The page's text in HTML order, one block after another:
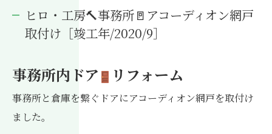
ヒロ・工房🔨事務所🚪アコーディオン網戸
取付け［竣工年/2020/9］
事務所内ドア リフォーム
事務所と倉庫を繋ぐドアにアコーディオン網戸を取付け
ました。